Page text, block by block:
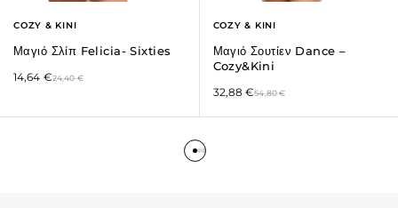
COZY & KINI
Μαγιό Σλίπ Felicia- Sixties
24,40€
14,64 €
COZY & KINI
Μαγιό Σουτίεν Dance –
Cozy&Kini
54,80€
32,88€